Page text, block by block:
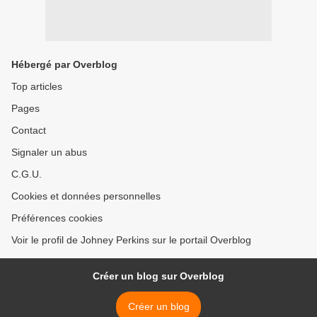
Hébergé par Overblog
Top articles
Pages
Contact
Signaler un abus
C.G.U.
Cookies et données personnelles
Préférences cookies
Voir le profil de Johney Perkins sur le portail Overblog
Créer un blog sur Overblog
Créer un blog